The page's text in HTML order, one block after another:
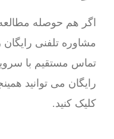
اگر هم حوصله
مشاوره تلفنی
تماس مستقیم با
رایگان می توانید
کلیک کنید.